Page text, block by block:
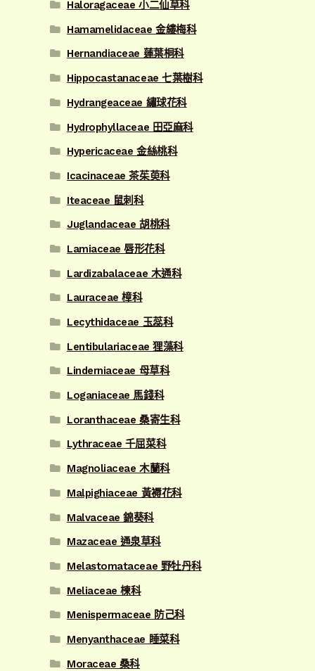
Haloragaceae 小二仙草科
Hamamelidaceae 金縷梅科
Hernandiaceae 蓮葉桐科
Hippocastanaceae 七葉樹科
Hydrangeaceae 繡球花科
Hydrophyllaceae 田亞麻科
Hypericaceae 金絲桃科
Icacinaceae 茶茱萸科
Iteaceae 鼠刺科
Juglandaceae 胡桃科
Lamiaceae 唇形花科
Lardizabalaceae 木通科
Lauraceae 樟科
Lecythidaceae 玉蕊科
Lentibulariaceae 狸藻科
Linderniaceae 母草科
Loganiaceae 馬錢科
Loranthaceae 桑寄生科
Lythraceae 千屈菜科
Magnoliaceae 木蘭科
Malpighiaceae 黃褥花科
Malvaceae 錦葵科
Mazaceae 通泉草科
Melastomataceae 野牡丹科
Meliaceae 楝科
Menispermaceae 防己科
Menyanthaceae 睡菜科
Moraceae 桑科